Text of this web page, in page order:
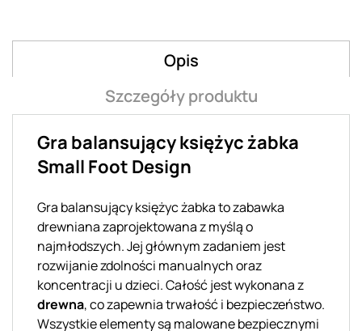
Opis
Szczegóły produktu
Gra balansujący księżyc żabka
Small Foot Design
Gra balansujący księżyc żabka to zabawka
drewniana zaprojektowana z myślą o
najmłodszych. Jej głównym zadaniem jest
rozwijanie zdolności manualnych oraz
koncentracji u dzieci. Całość jest wykonana z
drewna, co zapewnia trwałość i bezpieczeństwo.
Wszystkie elementy są malowane bezpiecznymi